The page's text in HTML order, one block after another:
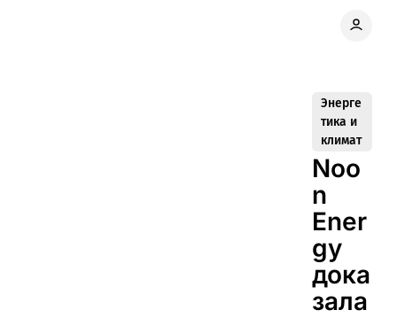
Энерге
тика и
климат
Noo
n
Ener
gy
дока
зала